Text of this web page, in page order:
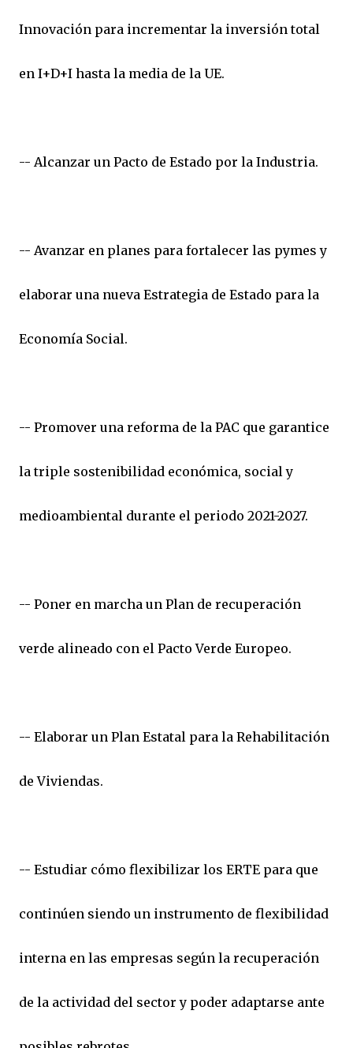
Innovación para incrementar la inversión total
en I+D+I hasta la media de la UE.
-- Alcanzar un Pacto de Estado por la Industria.
-- Avanzar en planes para fortalecer las pymes y
elaborar una nueva Estrategia de Estado para la
Economía Social.
-- Promover una reforma de la PAC que garantice
la triple sostenibilidad económica, social y
medioambiental durante el periodo 2021-2027.
-- Poner en marcha un Plan de recuperación
verde alineado con el Pacto Verde Europeo.
-- Elaborar un Plan Estatal para la Rehabilitación
de Viviendas.
-- Estudiar cómo flexibilizar los ERTE para que
continúen siendo un instrumento de flexibilidad
interna en las empresas según la recuperación
de la actividad del sector y poder adaptarse ante